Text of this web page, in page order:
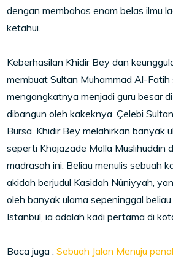
dengan membahas enam belas ilmu
ketahui.
Keberhasilan Khidir Bey dan
membuat Sultan Muhammad Al-
mengangkatnya menjadi guru besar
dibangun oleh kakeknya, Çelebi
Bursa. Khidir Bey melahirkan banyak
seperti Khajazade Molla Muslihuddin
madrasah ini. Beliau menulis sebuah
akidah berjudul Kasidah Nûniyyah,
oleh banyak ulama sepeninggal
Istanbul, ia adalah kadi pertama di
Baca juga :Sebuah Jalan Menuju